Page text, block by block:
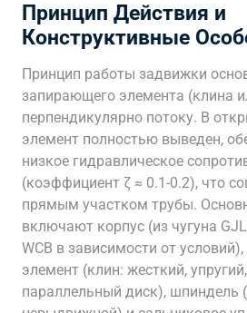
Принцип Действия и
Конструктивные
Принцип работы задвижки
запирающего элемента (клина
перпендикулярно потоку. В
элемент полностью выведен,
низкое гидравлическое
(коэффициент ζ ≈ 0.1-0.2), что
прямым участком трубы.
включают корпус (из чугуна
WCB в зависимости от
элемент (клин: жесткий,
параллельный диск), шпиндель